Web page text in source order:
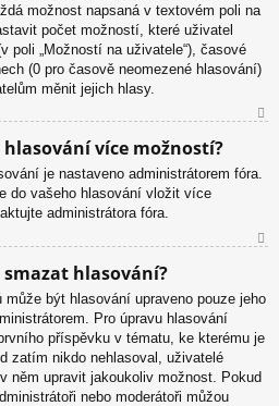
možnost napsaná v textovém poli na
počet možností, které uživatel
poli „Možností na uživatele“), časové
(0 pro časově neomezené hlasování)
měnit jejich hlasy.
or
více možností?
je nastaveno administrátorem fóra.
do vašeho hlasování vložit více
administrátora fóra.
or
hlasování?
být hlasování upraveno pouze jeho
Pro úpravu hlasování
příspěvku v tématu, ke kterému je
zatím nikdo nehlasoval, uživatelé
něm upravit jakoukoliv možnost. Pokud
nebo moderátoři můžou